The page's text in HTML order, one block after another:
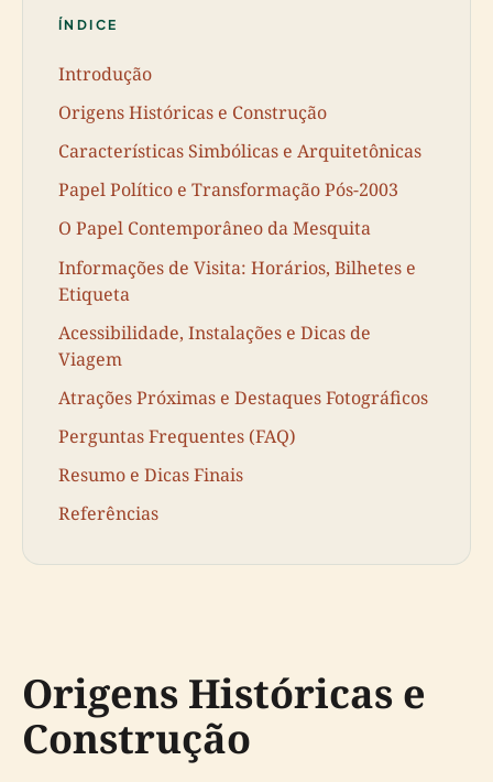
ÍNDICE
Introdução
Origens Históricas e Construção
Características Simbólicas e Arquitetônicas
Papel Político e Transformação Pós-2003
O Papel Contemporâneo da Mesquita
Informações de Visita: Horários, Bilhetes e
Etiqueta
Acessibilidade, Instalações e Dicas de
Viagem
Atrações Próximas e Destaques Fotográficos
Perguntas Frequentes (FAQ)
Resumo e Dicas Finais
Referências
Origens Históricas e
Construção